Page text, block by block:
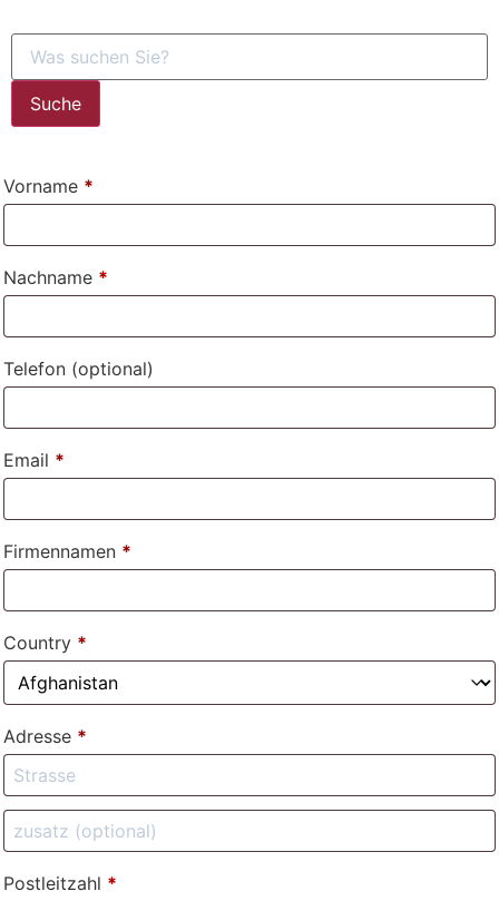
Suche
Vorname *
Nachname *
Telefon (optional)
Email *
Firmennamen *
Country *
Adresse *
Postleitzahl *